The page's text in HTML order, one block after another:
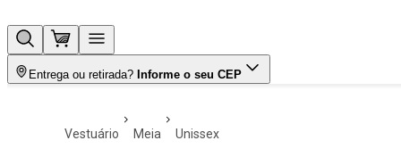
Entrega ou retirada? Informe o seu CEP
vestuário meia unissex